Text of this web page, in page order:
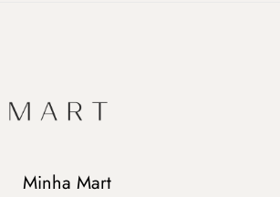
Minha Mart